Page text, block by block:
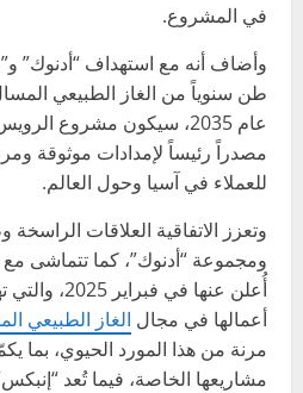
في المشروع.
طن سنوياً من الغاز الطبيعي
عام 2035، سيكون مشروع
مصدراً رئيساً لإمدادات موثوقة
للعملاء في آسيا وحول العالم.
وتعزز الاتفاقية العلاقات الراسخة
أُعلن عنها في
أعمالها في مجال الغاز الطبيعي
مرنة من هذا المورد الحيوي، بما
مشاريعها الخاصة، فيما تُعد